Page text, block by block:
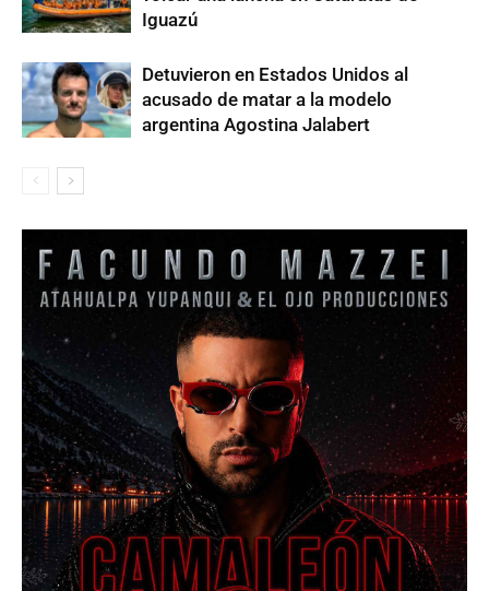
Iguazú
Detuvieron en Estados Unidos al
acusado de matar a la modelo
argentina Agostina Jalabert